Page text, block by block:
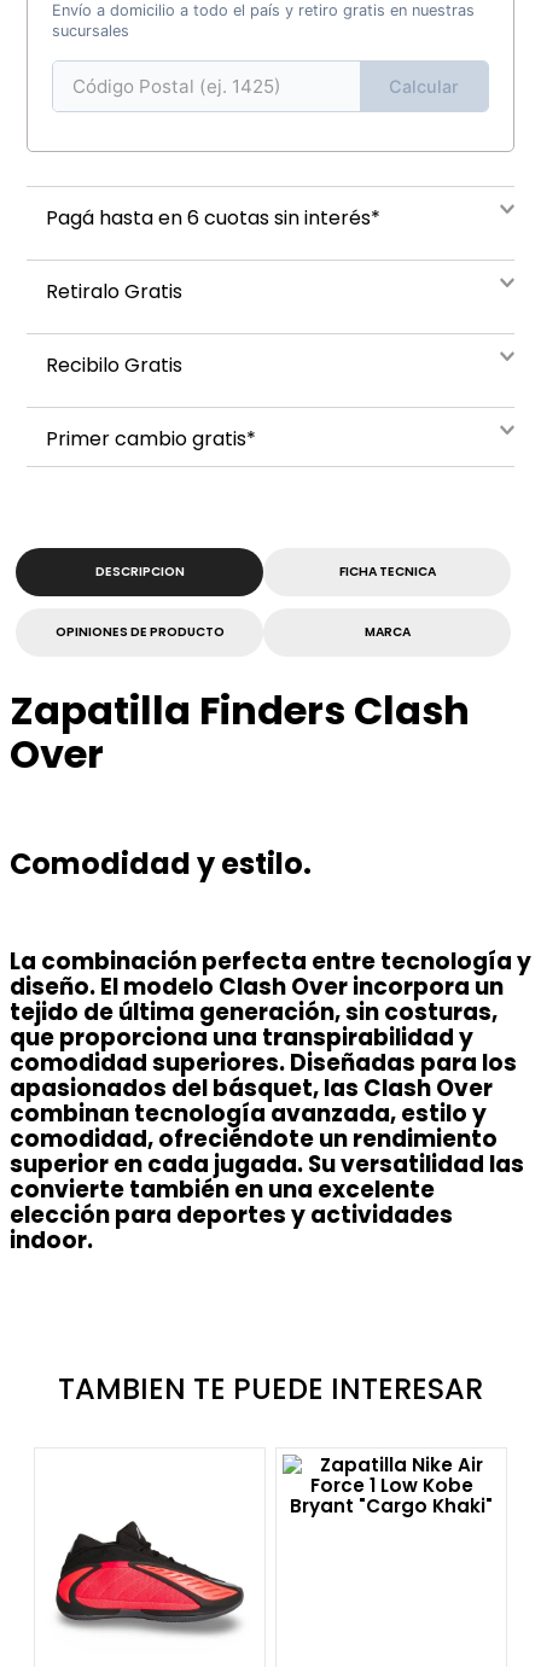
Envío a domicilio a todo el país y retiro gratis en nuestras
sucursales
Calcular
Pagá hasta en 6 cuotas sin interés*
Retiralo Gratis
Recibilo Gratis
Primer cambio gratis*
DESCRIPCION FICHA TECNICA
OPINIONES DE PRODUCTO MARCA
Zapatilla Finders Clash
Over
Comodidad y estilo.
La combinación perfecta entre tecnología y
diseño. El modelo Clash Over incorpora un
tejido de última generación, sin costuras,
que proporciona una transpirabilidad y
comodidad superiores. Diseñadas para los
apasionados del básquet, las Clash Over
combinan tecnología avanzada, estilo y
comodidad, ofreciéndote un rendimiento
superior en cada jugada. Su versatilidad las
convierte también en una excelente
elección para deportes y actividades
indoor.
TAMBIEN TE PUEDE INTERESAR